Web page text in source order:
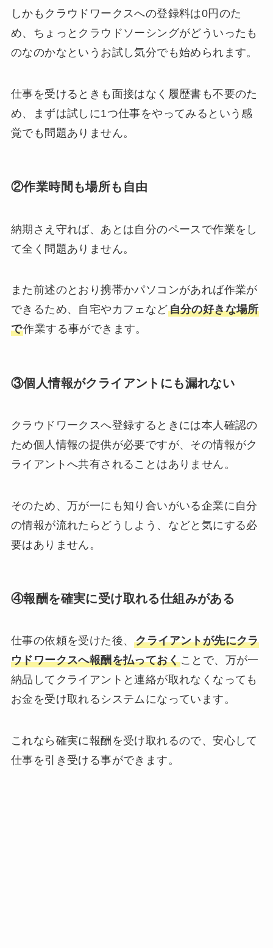
しかもクラウドワークスへの登録料は0円のた
め、ちょっとクラウドソーシングがどういったも
のなのかなというお試し気分でも始められます。
仕事を受けるときも面接はなく履歴書も不要のた
め、まずは試しに1つ仕事をやってみるという感
覚でも問題ありません。
②作業時間も場所も自由
納期さえ守れば、あとは自分のペースで作業をし
て全く問題ありません。
また前述のとおり携帯かパソコンがあれば作業が
できるため、自宅やカフェなど自分の好きな場所
で作業する事ができます。
③個人情報がクライアントにも漏れない
クラウドワークスへ登録するときには本人確認の
ため個人情報の提供が必要ですが、その情報がク
ライアントへ共有されることはありません。
そのため、万が一にも知り合いがいる企業に自分
の情報が流れたらどうしよう、などと気にする必
要はありません。
④報酬を確実に受け取れる仕組みがある
仕事の依頼を受けた後、クライアントが先にクラ
ウドワークスへ報酬を払っておくことで、万が一
納品してクライアントと連絡が取れなくなっても
お金を受け取れるシステムになっています。
これなら確実に報酬を受け取れるので、安心して
仕事を引き受ける事ができます。